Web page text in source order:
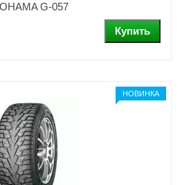
G-057
НОВИНКА